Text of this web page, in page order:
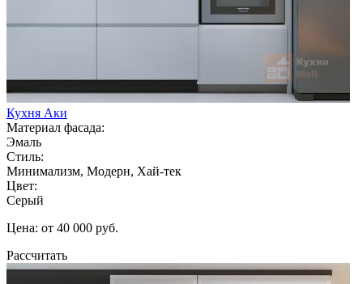
Кухня Аки
Материал фасада:
Эмаль
Стиль:
Минимализм, Модерн, Хай-тек
Цвет:
Серый
Цена: от 40 000 руб.
Рассчитать